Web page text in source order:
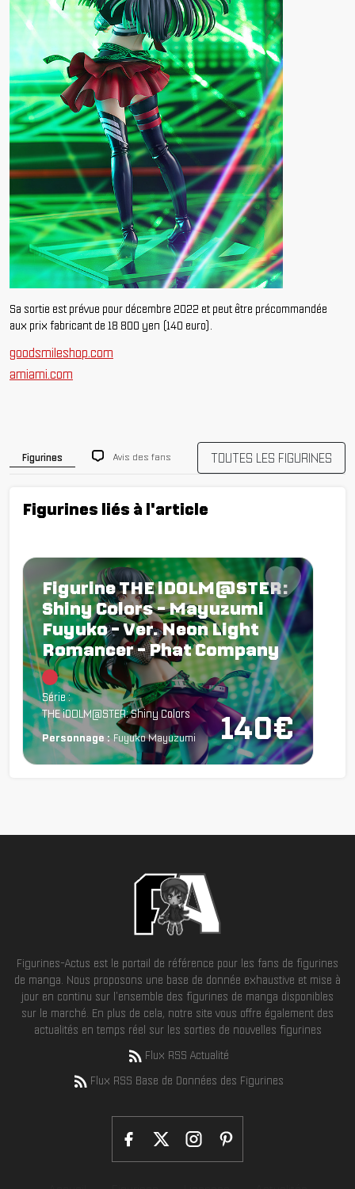
Sa sortie est prévue pour décembre 2022 et peut être précommandée
aux prix fabricant de 18 800 yen (140 euro).
goodsmileshop.com
amiami.com
Figurines Avis des fans TOUTES LES FIGURINES
Figurines liés à l'article
140€
Figurine THE iDOLM@STER:
Shiny Colors - Mayuzumi
Fuyuko - Ver. Neon Light
Romancer - Phat Company
Chargement...
Série :
THE iDOLM@STER: Shiny Colors
Personnage : Fuyuko Mayuzumi
Figurines-Actus est le portail de référence pour les fans de figurines
de manga. Nous proposons une base de donnée exhaustive et mise à
jour en continu sur l'ensemble des figurines de manga disponibles
sur le marché. En plus de cela, notre site vous offre également des
actualités en temps réel sur les sorties de nouvelles figurines
Flux RSS Actualité
Flux RSS Base de Données des Figurines